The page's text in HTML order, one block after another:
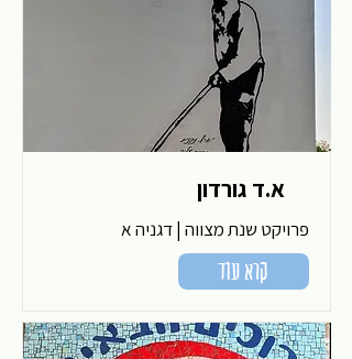
א.ד גורדון
פרויקט שנת מצווה | דגניה א
קרא עוד